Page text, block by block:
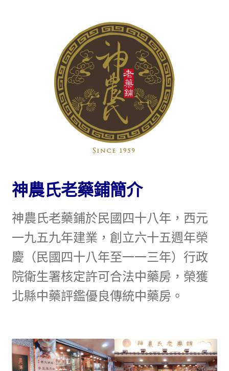
神農氏老藥鋪簡介
神農氏老藥鋪於民國四十八年，西元
一九五九年建業，創立六十五週年榮
慶（民國四十八年至一一三年）行政
院衛生署核定許可合法中藥房，榮獲
北縣中藥評鑑優良傳統中藥房。